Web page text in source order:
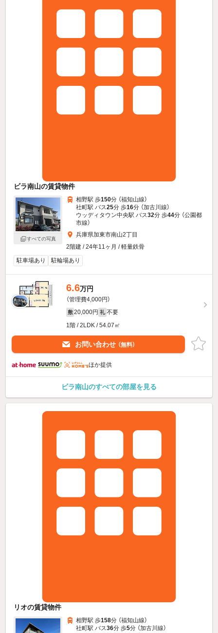
ビラ南山の賃貸物件
すべての写真
相野駅 歩150分 （福知山線）
社町駅 バス25分 歩16分 （加古川線）
ウッディタウン中央駅 バス32分 歩44分 （公園都
市線）
兵庫県加東市南山2丁目
2階建 / 24年11ヶ月 / 軽量鉄骨
駐車場あり
駐輪場あり
6.6万円
（管理費4,000円）
敷 20,000円 礼 不要
1階 / 2LDK / 54.07㎡
お問い合わせ （無料）
ほか提供
ビラ南山のすべての部屋を見る
リオの賃貸物件
相野駅 歩158分 （福知山線）
社町駅 バス36分 歩5分 （加古川線）